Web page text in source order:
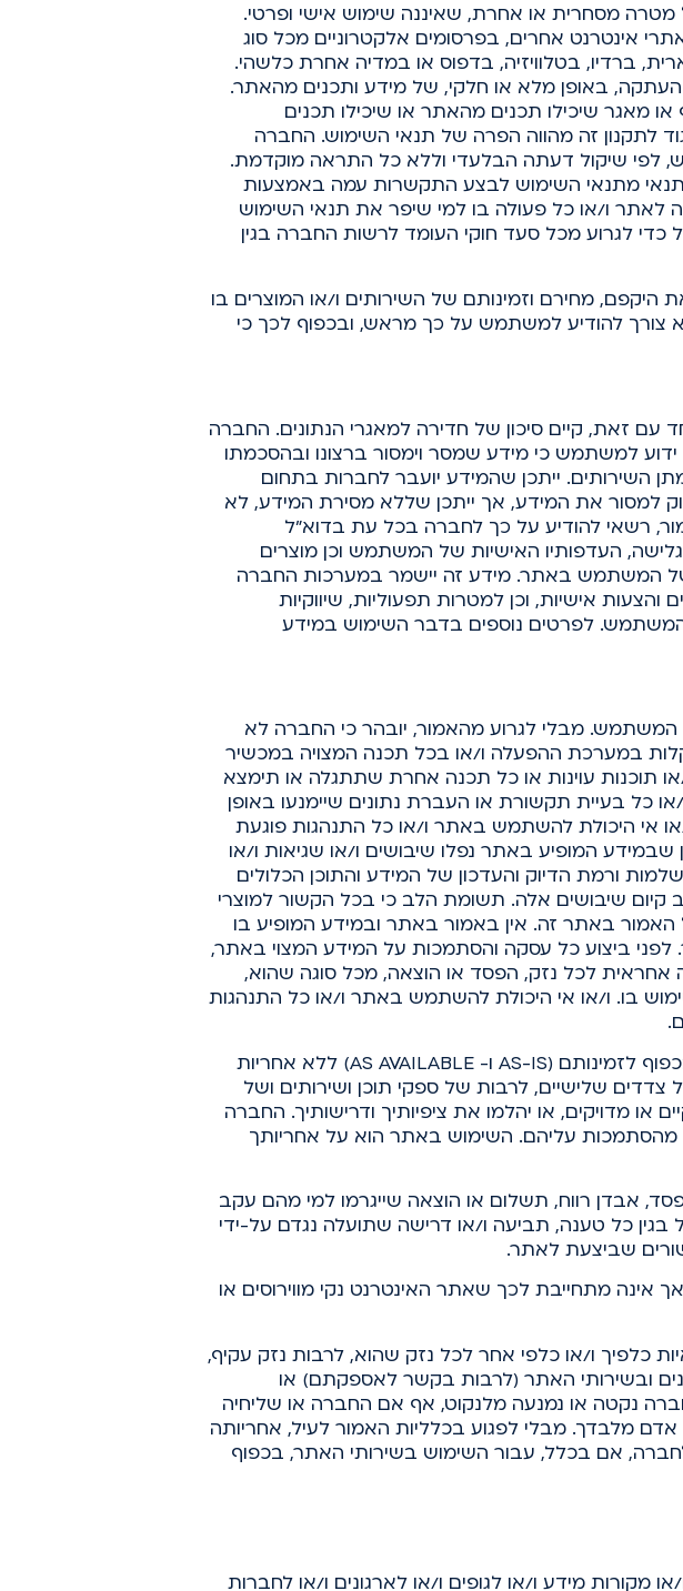
מסחרית או אחרת, שאיננה שימוש אישי ופרטי.
אינטרנט אחרים, בפרסומים אלקטרוניים מכל סוג
ברדיו, בטלוויזיה, בדפוס או במדיה אחרת כלשהי.
באופן מלא או חלקי, של מידע ותכנים מהאתר.
מאגר שיכילו תכנים מהאתר או שיכילו תכנים
לתקנון זה מהווה הפרה של תנאי השימוש. החברה
לפי שיקול דעתה הבלעדי וללא כל התראה מוקדמת.
מתנאי השימוש לבצע התקשרות עמה באמצעות
ו/או כל פעולה בו למי שיפר את תנאי השימוש
כדי לגרוע מכל סעד חוקי העומד לרשות החברה בגין
מחירם וזמינותם של השירותים ו/או המוצרים בו
צורך להודיע למשתמש על כך מראש, ובכפוף לכך כי
זאת, קיים סיכון של חדירה למאגרי הנתונים. החברה
למשתמש כי מידע שמסר וימסור ברצונו ובהסכמתו
השירותים. ייתכן שהמידע יועבר לחברות בתחום
למסור את המידע, אך ייתכן שללא מסירת המידע, לא
רשאי להודיע על כך לחברה בכל עת בדוא"ל
העדפותיו האישיות של המשתמש וכן מוצרים
של המשתמש באתר. מידע זה יישמר במערכות החברה
אישיות, וכן למטרות תפעוליות, שיווקיות
המשתמש. לפרטים נוספים בדבר השימוש במידע
מבלי לגרוע מהאמור, יובהר כי החברה לא
במערכת ההפעלה ו/או בכל תכנה המצויה במכשיר
או תוכנות עוינות או כל תכנה אחרת שתתגלה או תימצא
כל בעיית תקשורת או העברת נתונים שיימנעו באופן
אי היכולת להשתמש באתר ו/או כל התנהגות פוגעת
המופיע באתר נפלו שיבושים ו/או שגיאות ו/או
ורמת הדיוק והעדכון של המידע והתוכן הכלולים
שיבושים אלה. תשומת הלב כי בכל הקשור למוצרי
האמור באתר זה. אין באמור באתר ובמידע המופיע בו
לפני ביצוע כל עסקה והסתמכות על המידע המצוי באתר,
אחראית לכל נזק, הפסד או הוצאה, מכל סוגה שהוא,
בו. ו/או אי היכולת להשתמש באתר ו/או כל התנהגות
האתר בכללותו כולל התכנים המופיעים בו מוצע למשתמש כמות שהוא ובכפוף לזמינותם (AS-IS ו- AS AVAILABLE) ללא אחריות
שלישיים, לרבות של ספקי תוכן ושירותים ושל
מדויקים, או יהלמו את ציפיותיך ודרישותיך. החברה
עליהם. השימוש באתר הוא על אחריותך
אבדן רווח, תשלום או הוצאה שייגרמו למי מהם עקב
בגין כל טענה, תביעה ו/או דרישה שתועלה נגדם על-ידי
שביצעת לאתר.
מתחייבת לכך שאתר האינטרנט נקי מווירוסים או
כלפיך ו/או כלפי אחר לכל נזק שהוא, לרבות נזק עקיף,
ובשירותי האתר (לרבות בקשר לאספקתם) או
נקטה או נמנעה מלנקוט, אף אם החברה או שליחיה
אדם מלבדך. מבלי לפגוע בכלליות האמור לעיל, אחריותה
אם בכלל, עבור השימוש בשירותי האתר, בכפוף
מידע ו/או לגופים ו/או לארגונים ו/או לחברות